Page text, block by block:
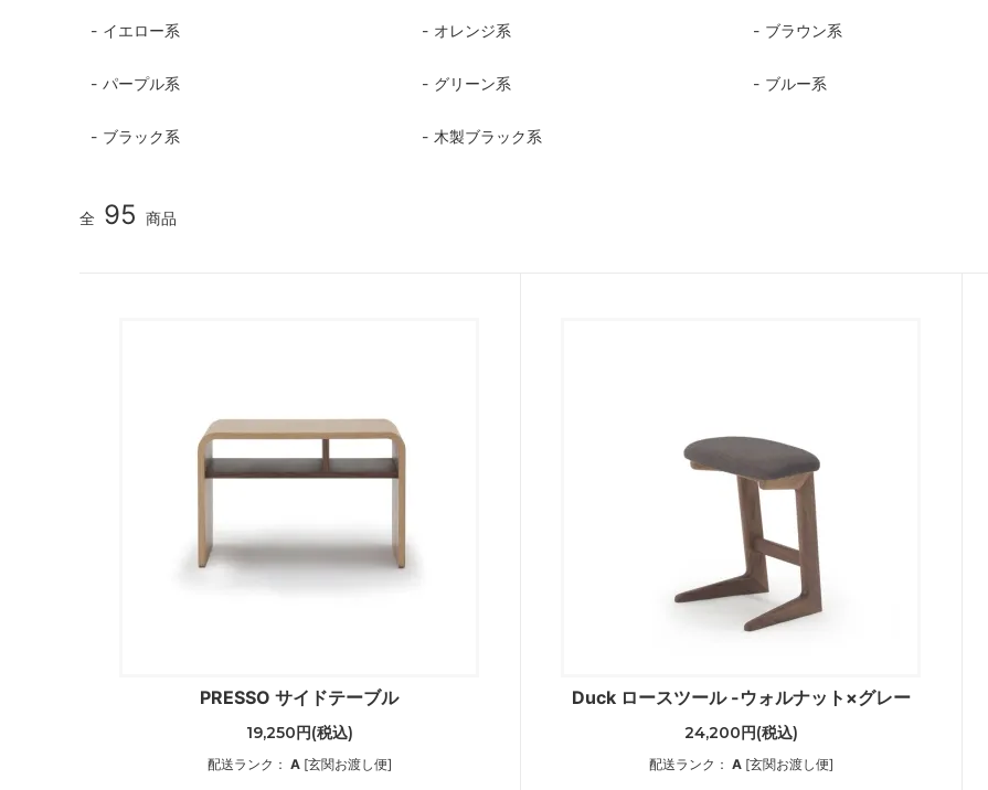
イエロー系 オレンジ系 ブラウン系
パープル系 グリーン系 ブルー系
ブラック系 木製ブラック系
全 95 商品
PRESSO サイドテーブル
19,250円(税込)
配送ランク： A[玄関お渡し便]
Duck ロースツール -ウォルナット×グレー
24,200円(税込)
配送ランク： A[玄関お渡し便]